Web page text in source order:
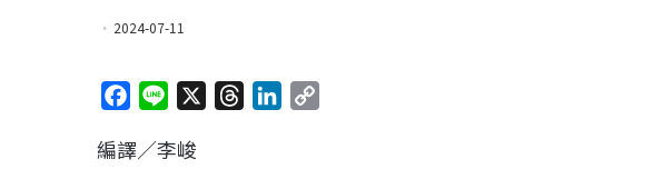
2024-07-11
c
n
編譯／李峻